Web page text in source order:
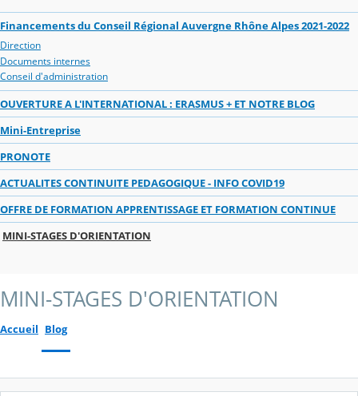
Financements du Conseil Régional Auvergne Rhône Alpes 2021-2022
Direction
Documents internes
Conseil d'administration
OUVERTURE A L'INTERNATIONAL : ERASMUS + ET NOTRE BLOG
Mini-Entreprise
PRONOTE
ACTUALITES CONTINUITE PEDAGOGIQUE - INFO COVID19
OFFRE DE FORMATION APPRENTISSAGE ET FORMATION CONTINUE
MINI-STAGES D'ORIENTATION
MINI-STAGES D'ORIENTATION
Accueil Blog